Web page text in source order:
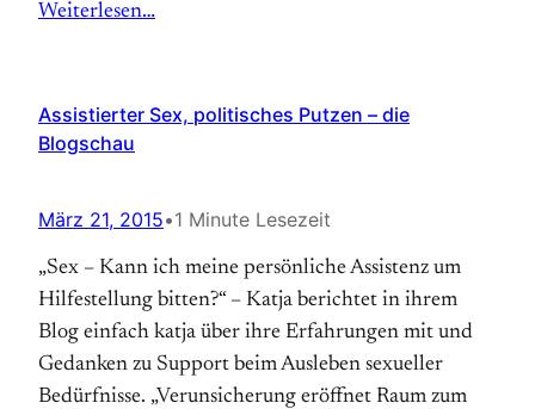
Weiterlesen…
Assistierter Sex, politisches Putzen – die
Blogschau
März 21, 2015•1 Minute Lesezeit
„Sex – Kann ich meine persönliche Assistenz um
Hilfestellung bitten?“ – Katja berichtet in ihrem
Blog einfach katja über ihre Erfahrungen mit und
Gedanken zu Support beim Ausleben sexueller
Bedürfnisse. „Verunsicherung eröffnet Raum zum